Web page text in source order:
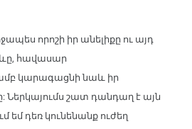
որոշի իր անելիքը ու այդ
հավասար
կարագացնի նաև իր
Ներկայումս շատ դանդաղ է այն
եմ դեռ կունենանք ուժեղ